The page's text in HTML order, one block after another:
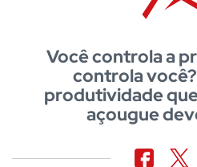
Você controla a
controla
produtividade
açougue